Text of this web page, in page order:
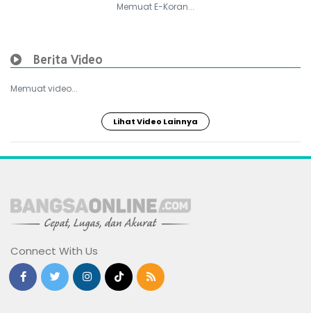
Memuat E-Koran...
Berita Video
Memuat video...
Lihat Video Lainnya
Connect With Us